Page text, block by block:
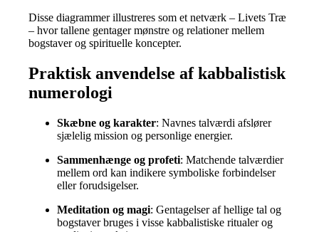
Disse diagrammer illustreres som et netværk – Livets Træ
– hvor tallene gentager mønstre og relationer mellem
bogstaver og spirituelle koncepter.
Praktisk anvendelse af kabbalistisk
numerologi
Skæbne og karakter: Navnes talværdi afslører
sjælelig mission og personlige energier.
Sammenhænge og profeti: Matchende talværdier
mellem ord kan indikere symboliske forbindelser
eller forudsigelser.
Meditation og magi: Gentagelser af hellige tal og
bogstaver bruges i visse kabbalistiske ritualer og